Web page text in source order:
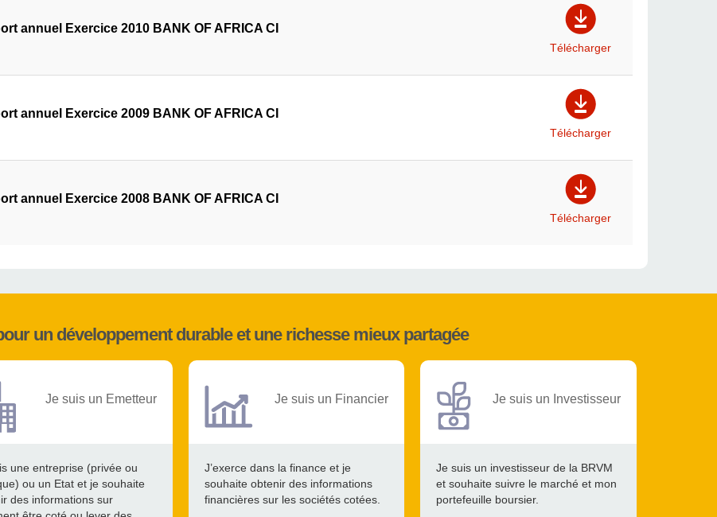
annuel Exercice 2010 BANK OF AFRICA CI
Télécharger
annuel Exercice 2009 BANK OF AFRICA CI
Télécharger
annuel Exercice 2008 BANK OF AFRICA CI
Télécharger
un développement durable et une richesse mieux partagée
Je suis un Emetteur
une entreprise (privée ou
ou un Etat et je souhaite
des informations sur
Je suis un Financier
J’exerce dans la finance et je
souhaite obtenir des informations
financières sur les sociétés cotées.
Je suis un Investisseur
Je suis un investisseur de la BRVM
et souhaite suivre le marché et mon
portefeuille boursier.